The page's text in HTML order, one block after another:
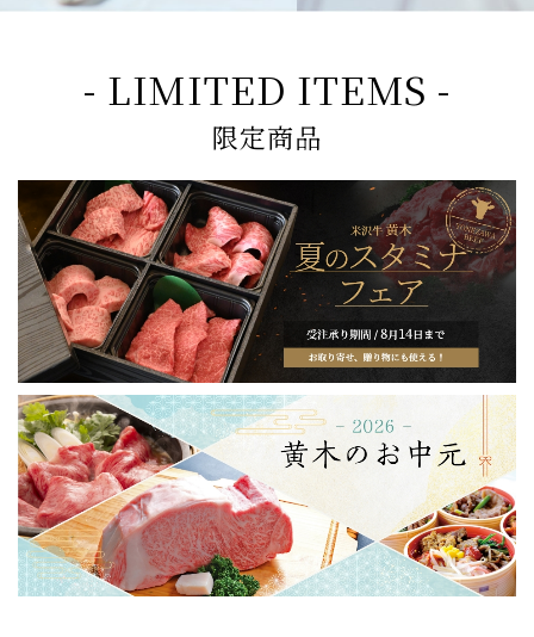
- LIMITED ITEMS -
限定商品